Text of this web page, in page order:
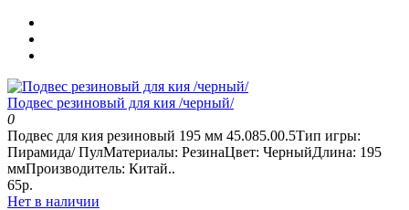
Подвес резиновый для кия /черный/
0
Подвес для кия резиновый 195 мм 45.085.00.5Тип игры:
Пирамида/ ПулМатериалы: РезинаЦвет: ЧерныйДлина: 195
ммПроизводитель: Китай..
65р.
Нет в наличии